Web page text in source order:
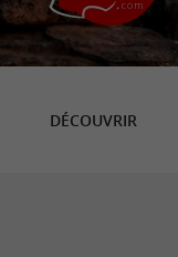
DÉCOUVRIR